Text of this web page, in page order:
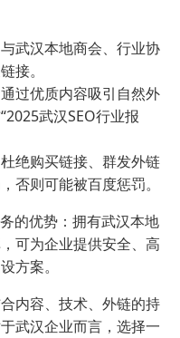
武汉本地商会、行业协
接。
过优质内容吸引自然外
武汉SEO行业报
杜绝购买链接、群发外链
否则可能被百度惩罚。
的优势：拥有武汉本地
可为企业提供安全、高
方案。
内容、技术、外链的持
武汉企业而言，选择一